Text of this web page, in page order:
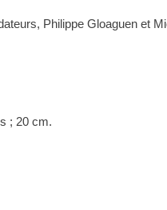
Philippe Gloaguen et
; 20 cm.